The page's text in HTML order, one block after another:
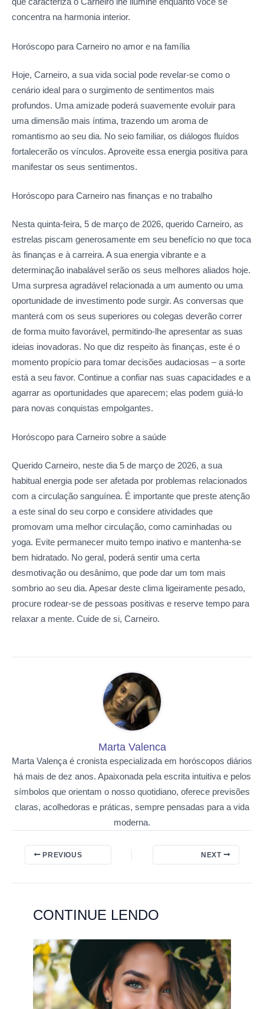
que caracteriza o Carneiro lhe ilumine enquanto você se
concentra na harmonia interior.
Horóscopo para Carneiro no amor e na família
Hoje, Carneiro, a sua vida social pode revelar-se como o
cenário ideal para o surgimento de sentimentos mais
profundos. Uma amizade poderá suavemente evoluir para
uma dimensão mais íntima, trazendo um aroma de
romantismo ao seu dia. No seio familiar, os diálogos fluídos
fortalecerão os vínculos. Aproveite essa energia positiva para
manifestar os seus sentimentos.
Horóscopo para Carneiro nas finanças e no trabalho
Nesta quinta-feira, 5 de março de 2026, querido Carneiro, as
estrelas piscam generosamente em seu benefício no que toca
às finanças e à carreira. A sua energia vibrante e a
determinação inabalável serão os seus melhores aliados hoje.
Uma surpresa agradável relacionada a um aumento ou uma
oportunidade de investimento pode surgir. As conversas que
manterá com os seus superiores ou colegas deverão correr
de forma muito favorável, permitindo-lhe apresentar as suas
ideias inovadoras. No que diz respeito às finanças, este é o
momento propício para tomar decisões audaciosas – a sorte
está a seu favor. Continue a confiar nas suas capacidades e a
agarrar as oportunidades que aparecem; elas podem guiá-lo
para novas conquistas empolgantes.
Horóscopo para Carneiro sobre a saúde
Querido Carneiro, neste dia 5 de março de 2026, a sua
habitual energia pode ser afetada por problemas relacionados
com a circulação sanguínea. É importante que preste atenção
a este sinal do seu corpo e considere atividades que
promovam uma melhor circulação, como caminhadas ou
yoga. Evite permanecer muito tempo inativo e mantenha-se
bem hidratado. No geral, poderá sentir uma certa
desmotivação ou desânimo, que pode dar um tom mais
sombrio ao seu dia. Apesar deste clima ligeiramente pesado,
procure rodear-se de pessoas positivas e reserve tempo para
relaxar a mente. Cuide de si, Carneiro.
Marta Valenca
Marta Valença é cronista especializada em horóscopos diários
há mais de dez anos. Apaixonada pela escrita intuitiva e pelos
símbolos que orientam o nosso quotidiano, oferece previsões
claras, acolhedoras e práticas, sempre pensadas para a vida
moderna.
PREVIOUS NEXT
CONTINUE LENDO